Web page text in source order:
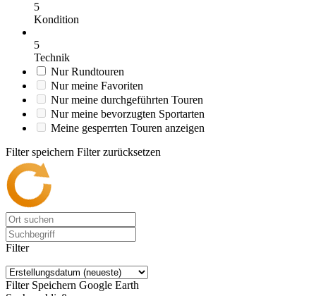
5
Kondition
5
Technik
Nur Rundtouren
Nur meine Favoriten
Nur meine durchgeführten Touren
Nur meine bevorzugten Sportarten
Meine gesperrten Touren anzeigen
Filter speichern Filter zurücksetzen
Filter
Filter Speichern Google Earth